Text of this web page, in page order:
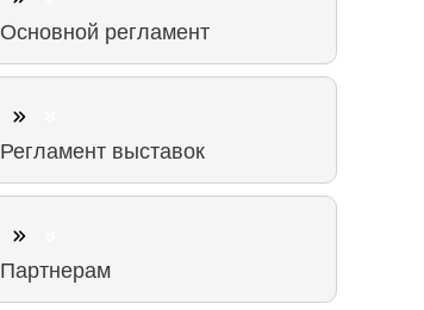
Основной регламент
Регламент выставок
Партнерам